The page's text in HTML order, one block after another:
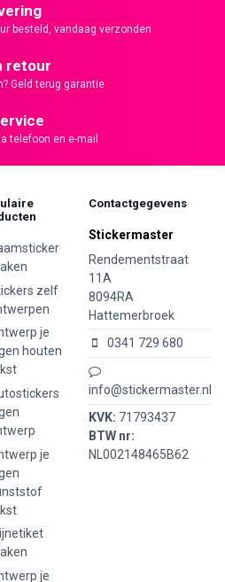
besteld, vandaag verzonden
retour
Geld terug garantie
telefoon en e-mail
zelf
je
houten
je
je
Contactgegevens
Stickermaster
Rendementstraat
11A
8094RA
Hattemerbroek
0341 729 680
info@stickermaster.nl
KVK: 71793437
BTW nr:
NL002148465B62